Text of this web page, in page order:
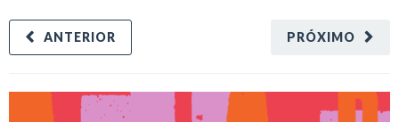
PRÓXIMO
ANTERIOR